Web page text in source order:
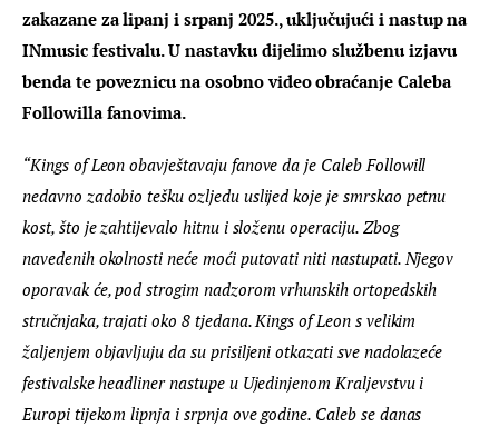
zakazane za lipanj i srpanj 2025., uključujući i nastup na
INmusic festivalu. U nastavku dijelimo službenu izjavu
benda te poveznicu na osobno video obraćanje Caleba
Followilla fanovima.
“Kings of Leon obavještavaju fanove da je Caleb Followill
nedavno zadobio tešku ozljedu uslijed koje je smrskao petnu
kost, što je zahtijevalo hitnu i složenu operaciju. Zbog
navedenih okolnosti neće moći putovati niti nastupati. Njegov
oporavak će, pod strogim nadzorom vrhunskih ortopedskih
stručnjaka, trajati oko 8 tjedana. Kings of Leon s velikim
žaljenjem objavljuju da su prisiljeni otkazati sve nadolazeće
festivalske headliner nastupe u Ujedinjenom Kraljevstvu i
Europi tijekom lipnja i srpnja ove godine. Caleb se danas